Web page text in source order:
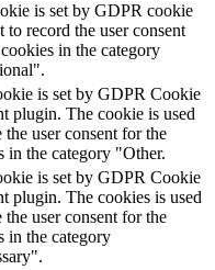
is set by GDPR cookie
to record the user consent
in the category
is set by GDPR Cookie
plugin. The cookie is used
the user consent for the
in the category "Other.
is set by GDPR Cookie
plugin. The cookies is used
the user consent for the
in the category